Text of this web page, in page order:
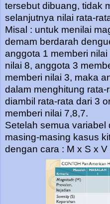
tersebut dibuang, tidak
selanjutnya nilai rata-
Misal : untuk menilai
demam berdarah
anggota 1 memberi
nilai 8, anggota 3
memberi nilai 3, maka
dalam menghitung
diambil rata-rata dari 3
memberi nilai 7,8,7.
Setelah semua variabel
masing-masing kasus
dengan cara : M x S x V